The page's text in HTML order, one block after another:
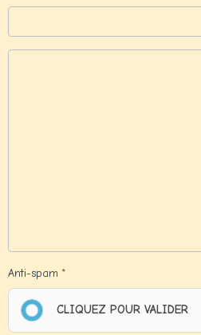
Anti-spam
CLIQUEZ POUR VALIDER